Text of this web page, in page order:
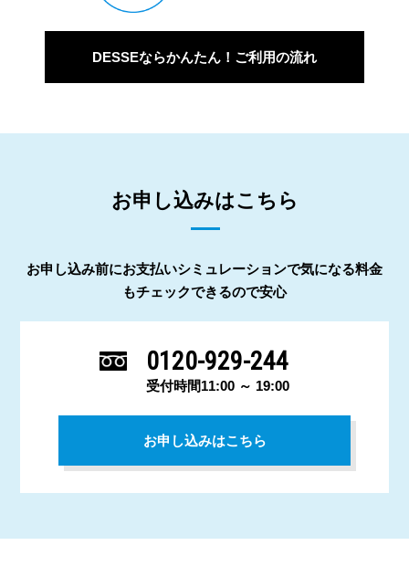
DESSEならかんたん！ご利用の流れ
お申し込みはこちら
お申し込み前にお支払いシミュレーションで気になる料金
もチェックできるので安心
0120-929-244
受付時間11:00 ～ 19:00
お申し込みはこちら